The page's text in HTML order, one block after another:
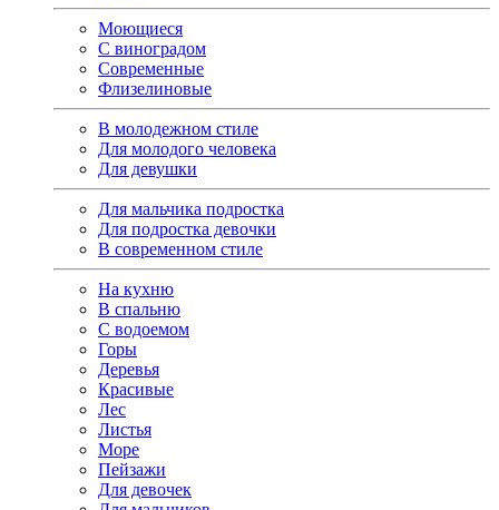
Моющиеся
С виноградом
Современные
Флизелиновые
В молодежном стиле
Для молодого человека
Для девушки
Для мальчика подростка
Для подростка девочки
В современном стиле
На кухню
В спальню
С водоемом
Горы
Деревья
Красивые
Лес
Листья
Море
Пейзажи
Для девочек